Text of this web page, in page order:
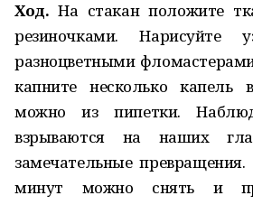
Ход. На стакан положите
резиночками. Нарисуйте
разноцветными
капните несколько
можно из пипетки.
взрываются на наших
замечательные превращения.
минут можно снять и